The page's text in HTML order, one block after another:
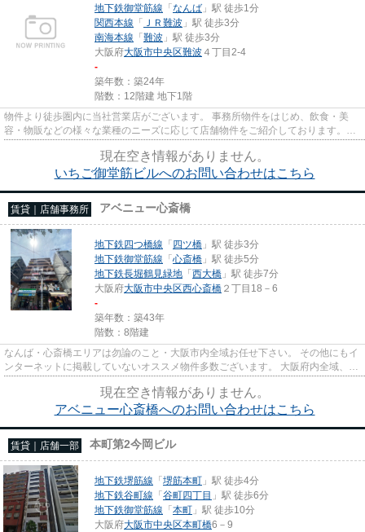
地下鉄御堂筋線 「なんば 」駅 徒歩1分
関西本線 「 ＪＲ難波 」駅 徒歩3分
南海本線 「難波 」駅 徒歩3分
大阪府大阪市中央区難波 ４丁目2-4
-
築年数：築24年
階数：12階建 地下1階
物件より徒歩圏内に当社営業店がございます。 事務所物件をはじめ、飲食・美
容・物販などの様々な業種のニーズに応じて店舗物件をご紹介しております。
尚、弊社ではおとり広告は一切...
現在空き情報がありません。
いちご御堂筋ビルへのお問い合わせはこちら
賃貸｜店舗事務所 アベニュー心斎橋
地下鉄四つ橋線 「四ツ橋 」駅 徒歩3分
地下鉄御堂筋線 「心斎橋 」駅 徒歩5分
地下鉄長堀鶴見緑地 「西大橋 」駅 徒歩7分
大阪府大阪市中央区西心斎橋 ２丁目18－6
-
築年数：築43年
階数：8階建
なんば・心斎橋エリアは勿論のこと・大阪市内全域お任せ下さい。 その他にもイ
ンターネットに掲載していないオススメ物件多数ございます。 大阪府内全域、経
験豊富なスタッフがご対応...
現在空き情報がありません。
アベニュー心斎橋へのお問い合わせはこちら
賃貸｜店舗一部 本町第2今岡ビル
地下鉄堺筋線 「堺筋本町 」駅 徒歩4分
地下鉄谷町線 「谷町四丁目 」駅 徒歩6分
地下鉄御堂筋線 「本町 」駅 徒歩10分
大阪府大阪市中央区本町橋6－9